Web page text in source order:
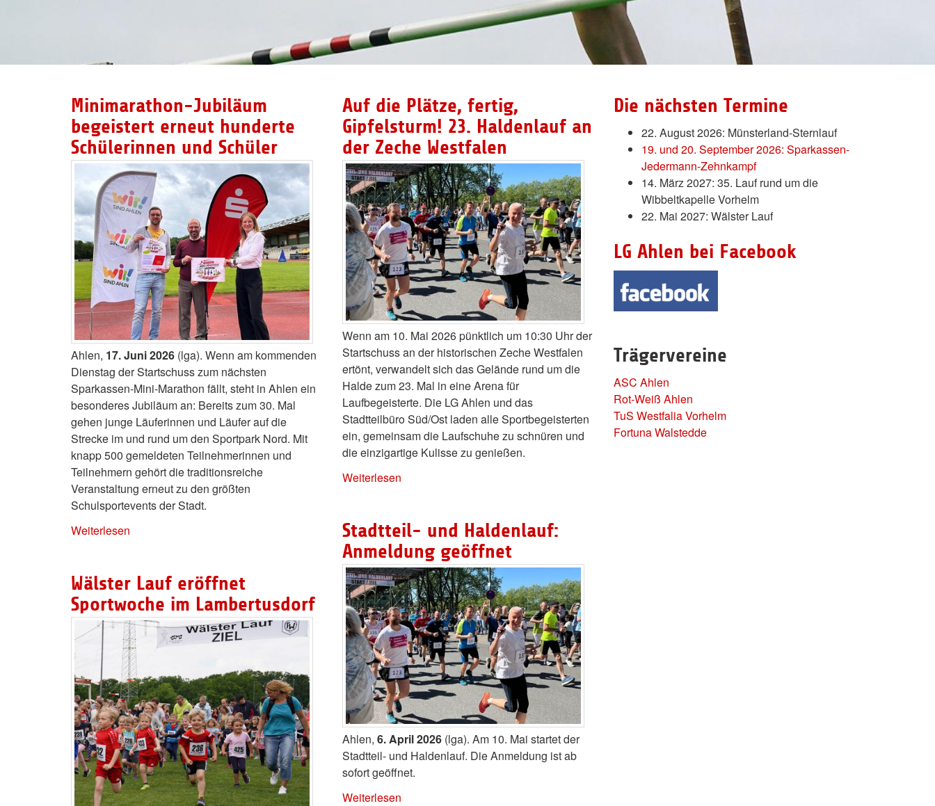
Minimarathon-Jubiläum
begeistert erneut hunderte
Schülerinnen und Schüler
Ahlen, 17. Juni 2026 (lga). Wenn am kommenden
Dienstag der Startschuss zum nächsten
Sparkassen-Mini-Marathon fällt, steht in Ahlen ein
besonderes Jubiläum an: Bereits zum 30. Mal
gehen junge Läuferinnen und Läufer auf die
Strecke im und rund um den Sportpark Nord. Mit
knapp 500 gemeldeten Teilnehmerinnen und
Teilnehmern gehört die traditionsreiche
Veranstaltung erneut zu den größten
Schulsportevents der Stadt.
Weiterlesen
Wälster Lauf eröffnet
Sportwoche im Lambertusdorf
Auf die Plätze, fertig,
Gipfelsturm! 23. Haldenlauf an
der Zeche Westfalen
Wenn am 10. Mai 2026 pünktlich um 10:30 Uhr der
Startschuss an der historischen Zeche Westfalen
ertönt, verwandelt sich das Gelände rund um die
Halde zum 23. Mal in eine Arena für
Laufbegeisterte. Die LG Ahlen und das
Stadtteilbüro Süd/Ost laden alle Sportbegeisterten
ein, gemeinsam die Laufschuhe zu schnüren und
die einzigartige Kulisse zu genießen.
Weiterlesen
Stadtteil- und Haldenlauf:
Anmeldung geöffnet
Ahlen, 6. April 2026 (lga). Am 10. Mai startet der
Stadtteil- und Haldenlauf. Die Anmeldung ist ab
sofort geöffnet.
Weiterlesen
Die nächsten Termine
22. August 2026: Münsterland-Sternlauf
19. und 20. September 2026: Sparkassen-
Jedermann-Zehnkampf
14. März 2027: 35. Lauf rund um die
Wibbeltkapelle Vorhelm
22. Mai 2027: Wälster Lauf
LG Ahlen bei Facebook
Trägervereine
ASC Ahlen
Rot-Weiß Ahlen
TuS Westfalia Vorhelm
Fortuna Walstedde